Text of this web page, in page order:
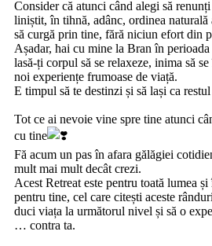
Consider că atunci când alegi să
liniștit, în tihnă, adânc, ordinea
să curgă prin tine, fără niciun efort din
Așadar, hai cu mine la Bran în
lasă-ți corpul să se relaxeze, inima să
noi experiențe frumoase de viață.
E timpul să te destinzi și să lași ca
Tot ce ai nevoie vine spre tine atunci
cu tine
Fă acum un pas în afara gălăgiei
mult mai mult decât crezi.
Acest Retreat este pentru toată lumea
pentru tine, cel care citești aceste
duci viața la următorul nivel și să o
… contra ta.